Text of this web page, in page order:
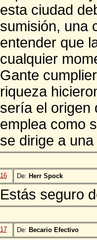
esta ciudad
sumisión, una
entender que
cualquier
Gante
riqueza
sería el origen
emplea como
se dirige a
16 De: Herr Spock
Estás seguro
17 De: Becario Efectivo